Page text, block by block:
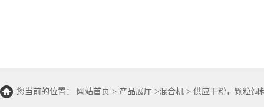
您当前的位置： 网站首页 > 产品展厅 >混合机 > 供应干粉，颗粒饲